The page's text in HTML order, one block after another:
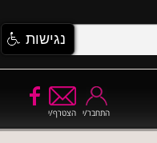
הצטרף/י התחבר/י
נגישות